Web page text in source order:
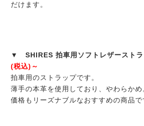
だけます。
▼ SHIRES 拍車用ソフトレザース
(税込)～
拍車用のストラップです。
薄手の本革を使用しており、やわらかめ
価格もリーズナブルなおすすめの商品で